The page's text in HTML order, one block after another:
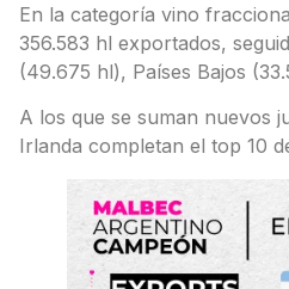
En la categoría vino
356.583 hl exportados,
(49.675 hl), Países Bajos
A los que se suman nuevos
Irlanda completan el top 10